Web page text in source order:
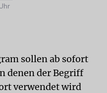
sollen ab sofort
denen der Begriff
verwendet wird